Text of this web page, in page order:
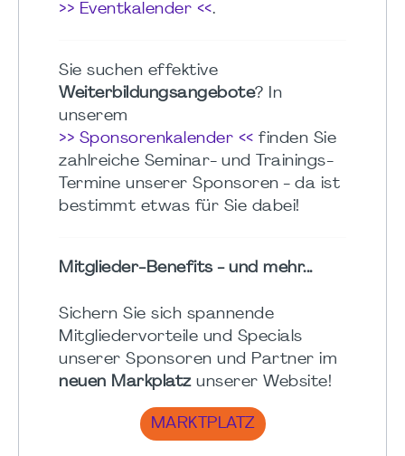
>> Eventkalender <<.
Sie suchen effektive
Weiterbildungsangebote? In
unserem
>> Sponsorenkalender << finden Sie
zahlreiche Seminar- und Trainings-
Termine unserer Sponsoren - da ist
bestimmt etwas für Sie dabei!
Mitglieder-Benefits - und mehr...
Sichern Sie sich spannende
Mitgliedervorteile und Specials
unserer Sponsoren und Partner im
neuen Markplatzunserer Website!
MARKTPLATZ